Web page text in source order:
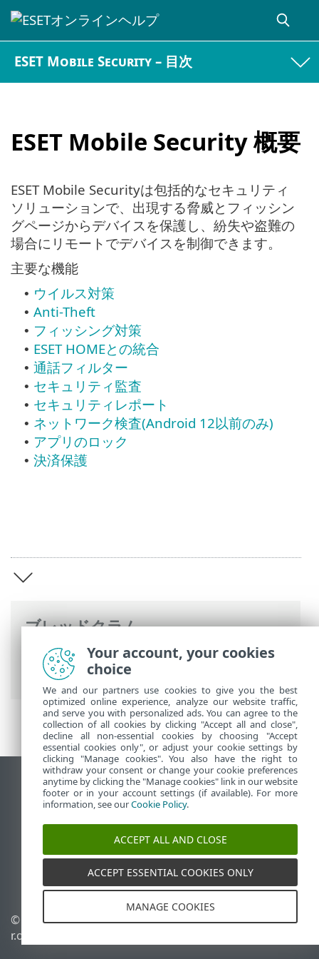
ESET Mobile Security – 目次
ESET Mobile Security 概要
ブレッドクラム
ESETオンラインヘルプ>ESET Mobile
Security >ESET Mobile Security 概要
ESET Mobile Securityは包括的なセキュリティ
ソリューションで、出現する脅威とフィッシン
グページからデバイスを保護し、紛失や盗難の
場合にリモートでデバイスを制御できます。
主要な機能
• ウイルス対策
• Anti-Theft
• フィッシング対策
• ESET HOMEとの統合
• 通話フィルター
• セキュリティ監査
• セキュリティレポート
• ネットワーク検査(Android 12以前のみ)
• アプリのロック
• 決済保護
デスクトップサイトの表示
End of Life
ESETナレッジベース
ESETフォーラム
ESET Status Portal
地域サポート
© 1992 - 2026 ESET, spol. s
r.o. - All rights reserved.
Cookieの管理
Your account, your cookies
choice
We and our partners use cookies to give you the best
optimized online experience, analyze our website traffic,
and serve you with personalized ads. You can agree to the
collection of all cookies by clicking "Accept all and close",
decline all non-essential cookies by choosing "Accept
essential cookies only", or adjust your cookie settings by
clicking "Manage cookies". You also have the right to
withdraw your consent or change your cookie preferences
anytime by clicking the "Manage cookies" link in our website
footer or in your account settings (if available). For more
information, see ourCookie Policy.
ACCEPT ALL AND CLOSE
ACCEPT ESSENTIAL COOKIES ONLY
MANAGE COOKIES